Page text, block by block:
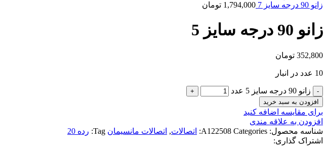
زانو 90 درجه سایز 7 1,794,000 تومان
زانو 90 درجه سایز 5
352,800 تومان
10 عدد در انبار
زانو 90 درجه سایز 5 عدد
افزودن به سبد خرید
برای مقایسه اضافه کنید
افزودن به علاقه مندی
شناسه محصول:
A122508 Categories: اتصالات, اتصالات مانسیمان Tag: رده 20
اشتراک گذاری: